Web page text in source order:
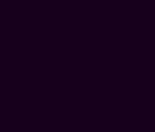
Räumlichkeiten,
die Siegener City und
Getränk gut gehen. Ganz
bei
Eingriff ansteht: